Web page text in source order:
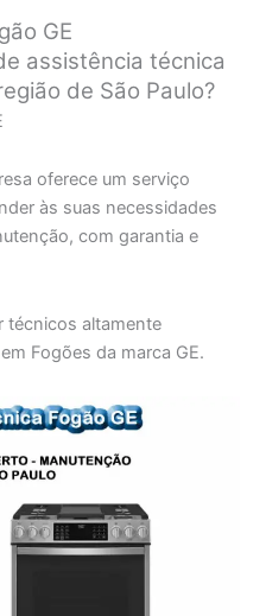
GE
assistência técnica
de São Paulo?
oferece um serviço
às suas necessidades
com garantia e
técnicos altamente
Fogões da marca GE.